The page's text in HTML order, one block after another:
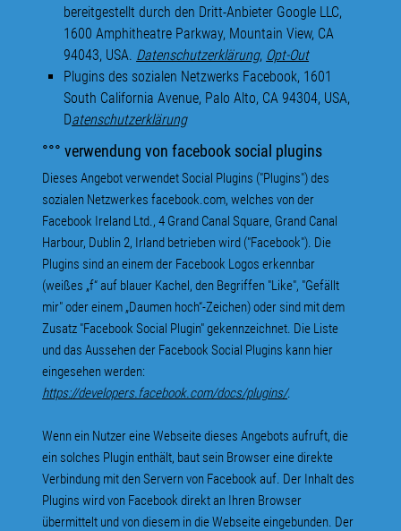
bereitgestellt durch den Dritt-Anbieter Google LLC,
1600 Amphitheatre Parkway, Mountain View, CA
94043, USA. Datenschutzerklärung, Opt-Out
Plugins des sozialen Netzwerks Facebook, 1601
South California Avenue, Palo Alto, CA 94304, USA,
Datenschutzerklärung
°°° verwendung von facebook social plugins
Dieses Angebot verwendet Social Plugins ("Plugins") des
sozialen Netzwerkes facebook.com, welches von der
Facebook Ireland Ltd., 4 Grand Canal Square, Grand Canal
Harbour, Dublin 2, Irland betrieben wird ("Facebook"). Die
Plugins sind an einem der Facebook Logos erkennbar
(weißes „f“ auf blauer Kachel, den Begriffen "Like", "Gefällt
mir" oder einem „Daumen hoch“-Zeichen) oder sind mit dem
Zusatz "Facebook Social Plugin" gekennzeichnet. Die Liste
und das Aussehen der Facebook Social Plugins kann hier
eingesehen werden:
https://developers.facebook.com/docs/plugins/.
Wenn ein Nutzer eine Webseite dieses Angebots aufruft, die
ein solches Plugin enthält, baut sein Browser eine direkte
Verbindung mit den Servern von Facebook auf. Der Inhalt des
Plugins wird von Facebook direkt an Ihren Browser
übermittelt und von diesem in die Webseite eingebunden. Der